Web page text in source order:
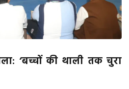
‘बच्चों की थाली तक चुरा